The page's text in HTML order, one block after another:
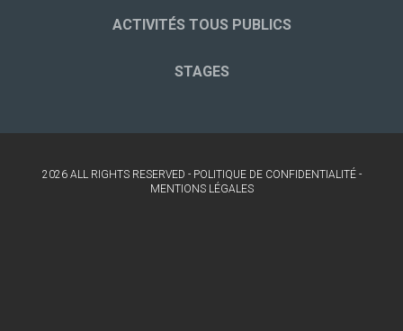
ACTIVITÉS TOUS PUBLICS
STAGES
2026 ALL RIGHTS RESERVED - POLITIQUE DE CONFIDENTIALITÉ-
MENTIONS LÉGALES